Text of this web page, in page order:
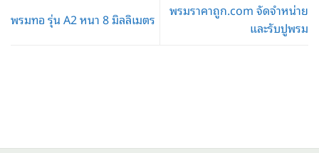
พรมทอ รุ่น A2 หนา 8 มิลลิเมตร
พรมราคาถูก.com จัดจำหน่าย
และรับปูพรม